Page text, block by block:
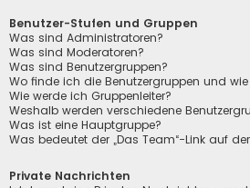
Benutzer-Stufen und Gruppen
Was sind Administratoren?
Was sind Moderatoren?
Was sind Benutzergruppen?
Wo finde ich die Benutzergruppen und
Wie werde ich Gruppenleiter?
Weshalb werden verschiedene
Was ist eine Hauptgruppe?
Was bedeutet der „Das Team“-Link auf
Private Nachrichten